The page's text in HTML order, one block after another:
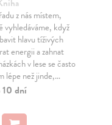
z nás místem,
když
hlavu tíživých
energii a zahnat
v lese se často
lépe než jinde,…
10 dní